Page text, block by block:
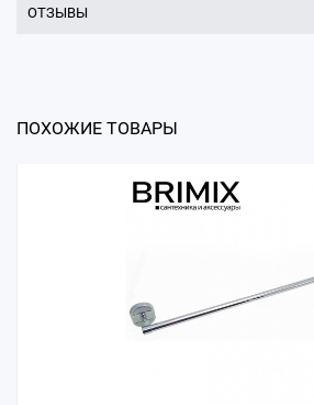
ОТЗЫВЫ
ПОХОЖИЕ ТОВАРЫ